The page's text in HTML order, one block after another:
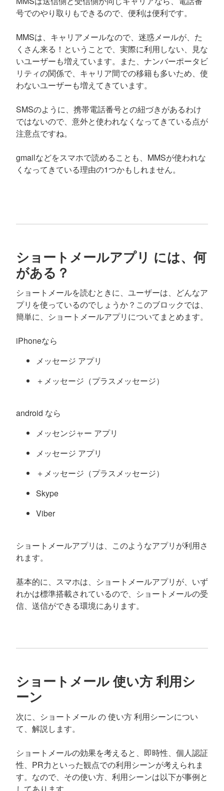
号でのやり取りもできるので、便利は便利です。
MMSは、キャリアメールなので、迷惑メールが、た
くさん来る！ということで、実際に利用しない、見な
いユーザーも増えています。また、ナンバーポータビ
リティの関係で、キャリア間での移籍も多いため、使
わないユーザーも増えてきています。
SMSのように、携帯電話番号との紐づきがあるわけ
ではないので、意外と使われなくなってきている点が
注意点ですね。
gmailなどをスマホで読めることも、MMSが使われな
くなってきている理由の1つかもしれません。
ショートメールアプリ には、何
がある？
ショートメールを読むときに、ユーザーは、どんなア
プリを使っているのでしょうか？このブロックでは、
簡単に、ショートメールアプリについてまとめます。
iPhoneなら
メッセージ アプリ
＋メッセージ（プラスメッセージ）
android なら
メッセンジャー アプリ
メッセージ アプリ
＋メッセージ（プラスメッセージ）
Skype
Viber
ショートメールアプリは、このようなアプリが利用さ
れます。
基本的に、スマホは、ショートメールアプリが、いず
れかは標準搭載されているので、ショートメールの受
信、送信ができる環境にあります。
ショートメール 使い方 利用シ
ーン
次に、ショートメール の 使い方 利用シーンについ
て、解説します。
ショートメールの効果を考えると、即時性、個人認証
性、PR力といった観点での利用シーンが考えられま
す。なので、その使い方、利用シーンは以下が事例と